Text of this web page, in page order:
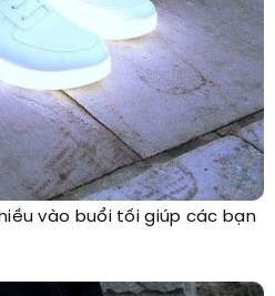
vào buổi tối giúp các bạn